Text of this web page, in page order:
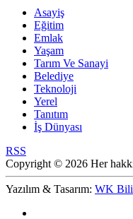
Asayiş
Eğitim
Emlak
Yaşam
Tarım Ve Sanayi
Belediye
Teknoloji
Yerel
Tanıtım
İş Dünyası
RSS
Copyright © 2026 Her hakkı
Yazılım & Tasarım: WK